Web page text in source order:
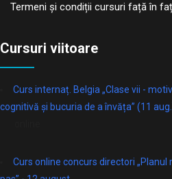
Termeni și condiții cursuri față în
Cursuri viitoare
Curs internaț. Belgia „Clase vii -
cognitivă și bucuria de a învăța” (11
Curs online concurs directori